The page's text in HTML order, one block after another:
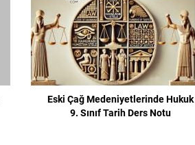
Eski Çağ Medeniyetlerinde Hukuk
9. Sınıf Tarih Ders Notu